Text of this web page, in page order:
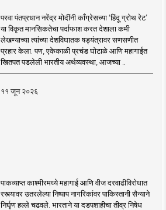
परवा पंतप्रधान नरेंद्र मोदींनी काँग्रेसच्या ‘हिंदू ग्रोथ रेट’
या विकृत मानसिकतेचा पर्दाफाश करत देशाला कमी
लेखण्याच्या त्यांच्या देशविघातक षड्यंत्रावर सणसणीत
प्रहार केला. पण, एकेकाळी प्रचंड घोटाळे आणि महागाईत
खितपत पडलेली भारतीय अर्थव्यवस्था, आजच्या ..
११ जून २०२६
पाकव्याप्त काश्मीरमध्ये महागाई आणि वीज दरवाढीविरोधात
रस्त्यावर उतरलेल्या निष्पाप नागरिकांवर पाकिस्तानी सैन्याने
निर्घृण हल्ले चढवले. भारताने या दडपशाहीचा तीव्र निषेध